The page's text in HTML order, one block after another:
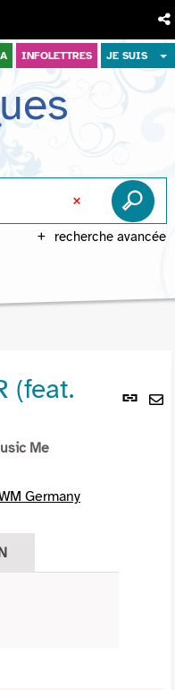
INFOLETTRES JE SUIS
recherche avancée
Lien
(feat.
Me
Germany